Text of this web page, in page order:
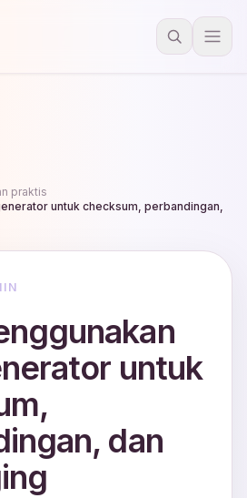
praktis
untuk checksum, perbandingan,
untuk
dan